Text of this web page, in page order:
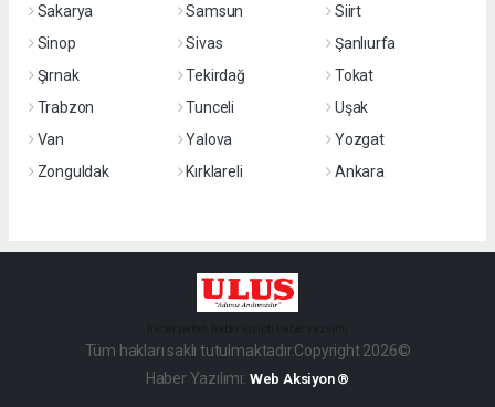
Sakarya
Samsun
Siirt
Sinop
Sivas
Şanlıurfa
Şırnak
Tekirdağ
Tokat
Trabzon
Tunceli
Uşak
Van
Yalova
Yozgat
Zonguldak
Kırklareli Ankara
Tüm hakları saklı tutulmaktadır.Copyright 2026©
Haber Yazılımı: Web Aksiyon ®